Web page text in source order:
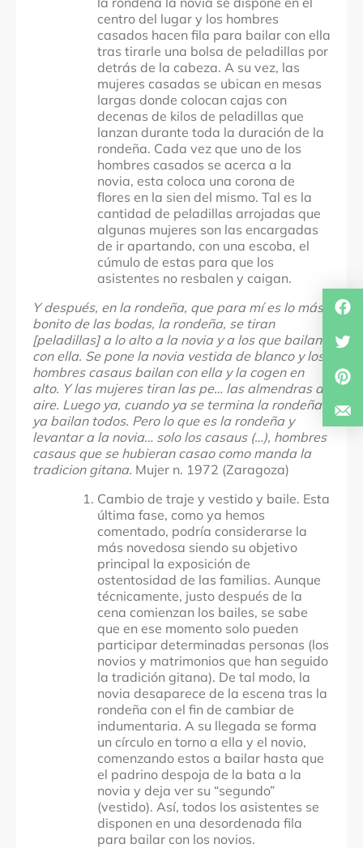
centro del lugar y los hombres
casados hacen fila para bailar con ella
tras tirarle una bolsa de peladillas por
detrás de la cabeza. A su vez, las
mujeres casadas se ubican en mesas
largas donde colocan cajas con
decenas de kilos de peladillas que
lanzan durante toda la duración de la
rondeña. Cada vez que uno de los
hombres casados se acerca a la
novia, esta coloca una corona de
flores en la sien del mismo. Tal es la
cantidad de peladillas arrojadas que
algunas mujeres son las encargadas
de ir apartando, con una escoba, el
cúmulo de estas para que los
asistentes no resbalen y caigan.
Y después, en la rondeña, que para mí es lo más
bonito de las bodas, la rondeña, se tiran
[peladillas] a lo alto a la novia y a los que bailan
con ella. Se pone la novia vestida de blanco y los
hombres casaus bailan con ella y la cogen en
alto. Y las mujeres tiran las pe… las almendras al
aire. Luego ya, cuando ya se termina la rondeña
ya bailan todos. Pero lo que es la rondeña y
levantar a la novia… solo los casaus (…), hombres
casaus que se hubieran casao como manda la
tradicion gitana. Mujer n. 1972 (Zaragoza)
Cambio de traje y vestido y baile. Esta
última fase, como ya hemos
comentado, podría considerarse la
más novedosa siendo su objetivo
principal la exposición de
ostentosidad de las familias. Aunque
técnicamente, justo después de la
cena comienzan los bailes, se sabe
que en ese momento solo pueden
participar determinadas personas (los
novios y matrimonios que han seguido
la tradición gitana). De tal modo, la
novia desaparece de la escena tras la
rondeña con el fin de cambiar de
indumentaria. A su llegada se forma
un círculo en torno a ella y el novio,
comenzando estos a bailar hasta que
el padrino despoja de la bata a la
novia y deja ver su “segundo”
(vestido). Así, todos los asistentes se
disponen en una desordenada fila
para bailar con los novios.